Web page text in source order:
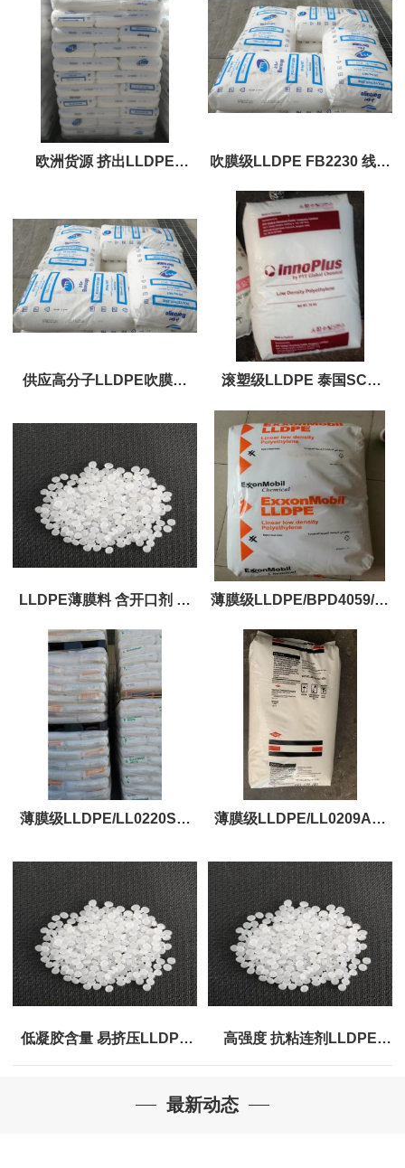
欧洲货源 挤出LLDPE 吹膜级LLDPE FB2230 线性
低密度聚乙烯 塑料袋薄膜原
料
供应高分子LLDPE吹膜料
适合重型包装
滚塑级LLDPE 泰国SCG
M735RUP 粉料 7个融脂 滚
塑级 抗紫外线
LLDPE薄膜料 含开口剂 老
化剂 218W 沙特
薄膜级LLDPE/BPD4059/马
来西亚ETILINAS
薄膜级LLDPE/LL0220SA/
颗粒
薄膜级LLDPE/LL0209AA/
低凝胶含量 易挤压LLDPE 高强度 抗粘连剂LLDPE
最新动态